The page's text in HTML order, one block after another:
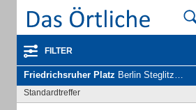
FILTER
Friedrichsruher Platz Berlin Steglitz - Unternehmen und Personen
Standardtreffer